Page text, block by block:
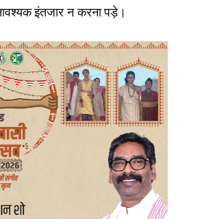
इंतजार न करना पड़े।